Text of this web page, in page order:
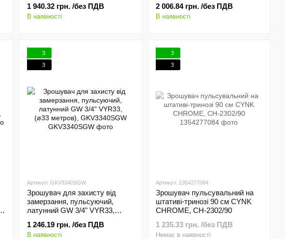
1 940.32 грн. /без ПДВ
В наявності
2 006.84 грн. /без ПДВ
В наявності
3
3
Артикул: GKV3340SGW
Зрошувач для захисту від
замерзання, пульсуючий,
латунний GW 3/4" VYR33,
1 246.19 грн. /без ПДВ
В наявності
3
3
Артикул: 1354277084
Зрошувач пульсувальний на
штативі-тринозі 90 см CYNK
CHROME, CH-2302/90
1 235.33 грн. /без ПДВ
Немає в наявності